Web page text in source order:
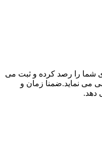
شما را رصد کرده و ثبت می
می نماید.ضمنا زمان و
دهد.